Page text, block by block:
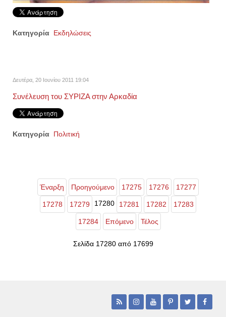
Κατηγορία Εκδηλώσεις
Δευτέρα, 20 Ιουνίου 2011 19:04
Συνέλευση του ΣΥΡΙΖΑ στην Αρκαδία
Κατηγορία Πολιτική
Έναρξη Προηγούμενο 17275 17276 17277
17278 17279 17280 17281 17282 17283
17284 Επόμενο Τέλος
Σελίδα 17280 από 17699